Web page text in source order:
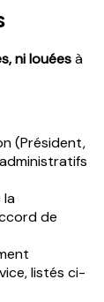
ni louéesà
(Président,
la
de
listés ci-